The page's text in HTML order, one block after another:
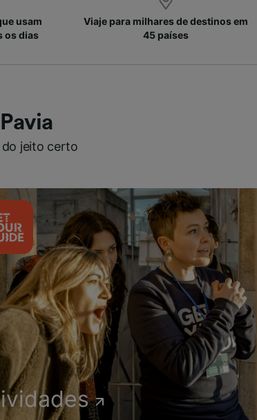
usam
os dias
Viaje para milhares de destinos em
45 países
jeito certo